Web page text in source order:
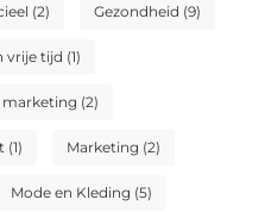
(2) Gezondheid (9)
vrije tijd (1)
(2)
(1) Marketing (2)
Mode en Kleding (5)